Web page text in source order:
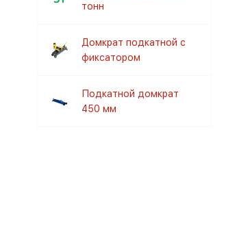
тонн
Домкрат подкатной с
фиксатором
Подкатной домкрат
450 мм